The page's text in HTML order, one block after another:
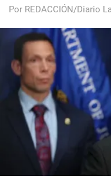
Por REDACCIÓN/Diario